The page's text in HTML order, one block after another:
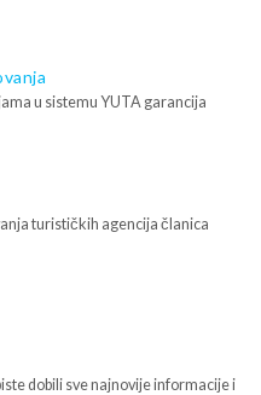
u sistemu YUTA garancija
turističkih agencija članica
dobili sve najnovije informacije i